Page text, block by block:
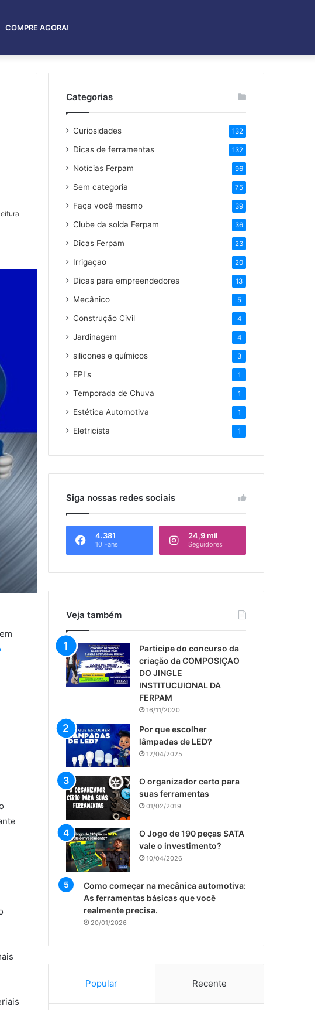
COMPRE AGORA!
Categorias
Curiosidades 132
Dicas de ferramentas 132
Notícias Ferpam 96
Sem categoria 75
Faça você mesmo 39
Clube da solda Ferpam 36
Dicas Ferpam 23
Irrigaçao 20
Dicas para empreendedores 13
Mecânico 5
Construção Civil 4
Jardinagem 4
silicones e químicos 3
EPI's 1
Temporada de Chuva 1
Estética Automotiva 1
Eletricista 1
Siga nossas redes sociais
4.381
10 Fans
24,9 mil
Seguidores
Veja também
​Participe do concurso da
criação da COMPOSIÇAO
DO JINGLE
INSTITUCUIONAL DA
FERPAM
16/11/2020
Por que escolher
lâmpadas de LED?
12/04/2025
​O organizador certo para
suas ferramentas
01/02/2019
O Jogo de 190 peças SATA
vale o investimento?
10/04/2026
Como começar na mecânica automotiva:
As ferramentas básicas que você
realmente precisa.
20/01/2026
Popular Recente